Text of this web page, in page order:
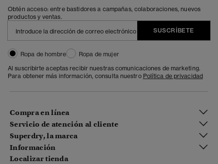
Obtén acceso: entre bastidores a campañas, colaboraciones, nuevos
productos y ventas.
SUSCRÍBETE
Ropa de hombre
Ropa de mujer
Al suscribirte aceptas recibir nuestras comunicaciones de marketing.
Para obtener más información, consulta nuestro Política de privacidad
Compra en línea
Servicio de atención al cliente
Superdry, la marca
Información
Localizar tienda